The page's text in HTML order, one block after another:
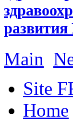
Main
Site
Home